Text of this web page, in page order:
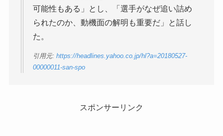
可能性もある」とし、「選手がなぜ追い詰め
られたのか、動機面の解明も重要だ」と話し
た。
引用元: https://headlines.yahoo.co.jp/hl?a=20180527-
00000011-san-spo
スポンサーリンク